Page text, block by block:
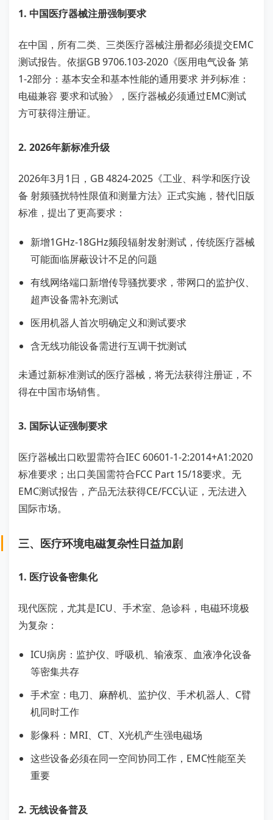
1. 中国医疗器械注册强制要求
在中国，所有二类、三类医疗器械注册都必须提交EMC
测试报告。依据GB 9706.103-2020《医用电气设备 第
1-2部分：基本安全和基本性能的通用要求 并列标准：
电磁兼容 要求和试验》，医疗器械必须通过EMC测试
方可获得注册证。
2. 2026年新标准升级
2026年3月1日，GB 4824-2025《工业、科学和医疗设
备 射频骚扰特性限值和测量方法》正式实施，替代旧版
标准，提出了更高要求：
新增1GHz-18GHz频段辐射发射测试，传统医疗器械
可能面临屏蔽设计不足的问题
有线网络端口新增传导骚扰要求，带网口的监护仪、
超声设备需补充测试
医用机器人首次明确定义和测试要求
含无线功能设备需进行互调干扰测试
未通过新标准测试的医疗器械，将无法获得注册证，不
得在中国市场销售。
3. 国际认证强制要求
医疗器械出口欧盟需符合IEC 60601-1-2:2014+A1:2020
标准要求；出口美国需符合FCC Part 15/18要求。无
EMC测试报告，产品无法获得CE/FCC认证，无法进入
国际市场。
三、医疗环境电磁复杂性日益加剧
1. 医疗设备密集化
现代医院，尤其是ICU、手术室、急诊科，电磁环境极
为复杂：
ICU病房：监护仪、呼吸机、输液泵、血液净化设备
等密集共存
手术室：电刀、麻醉机、监护仪、手术机器人、C臂
机同时工作
影像科：MRI、CT、X光机产生强电磁场
这些设备必须在同一空间协同工作，EMC性能至关
重要
2. 无线设备普及